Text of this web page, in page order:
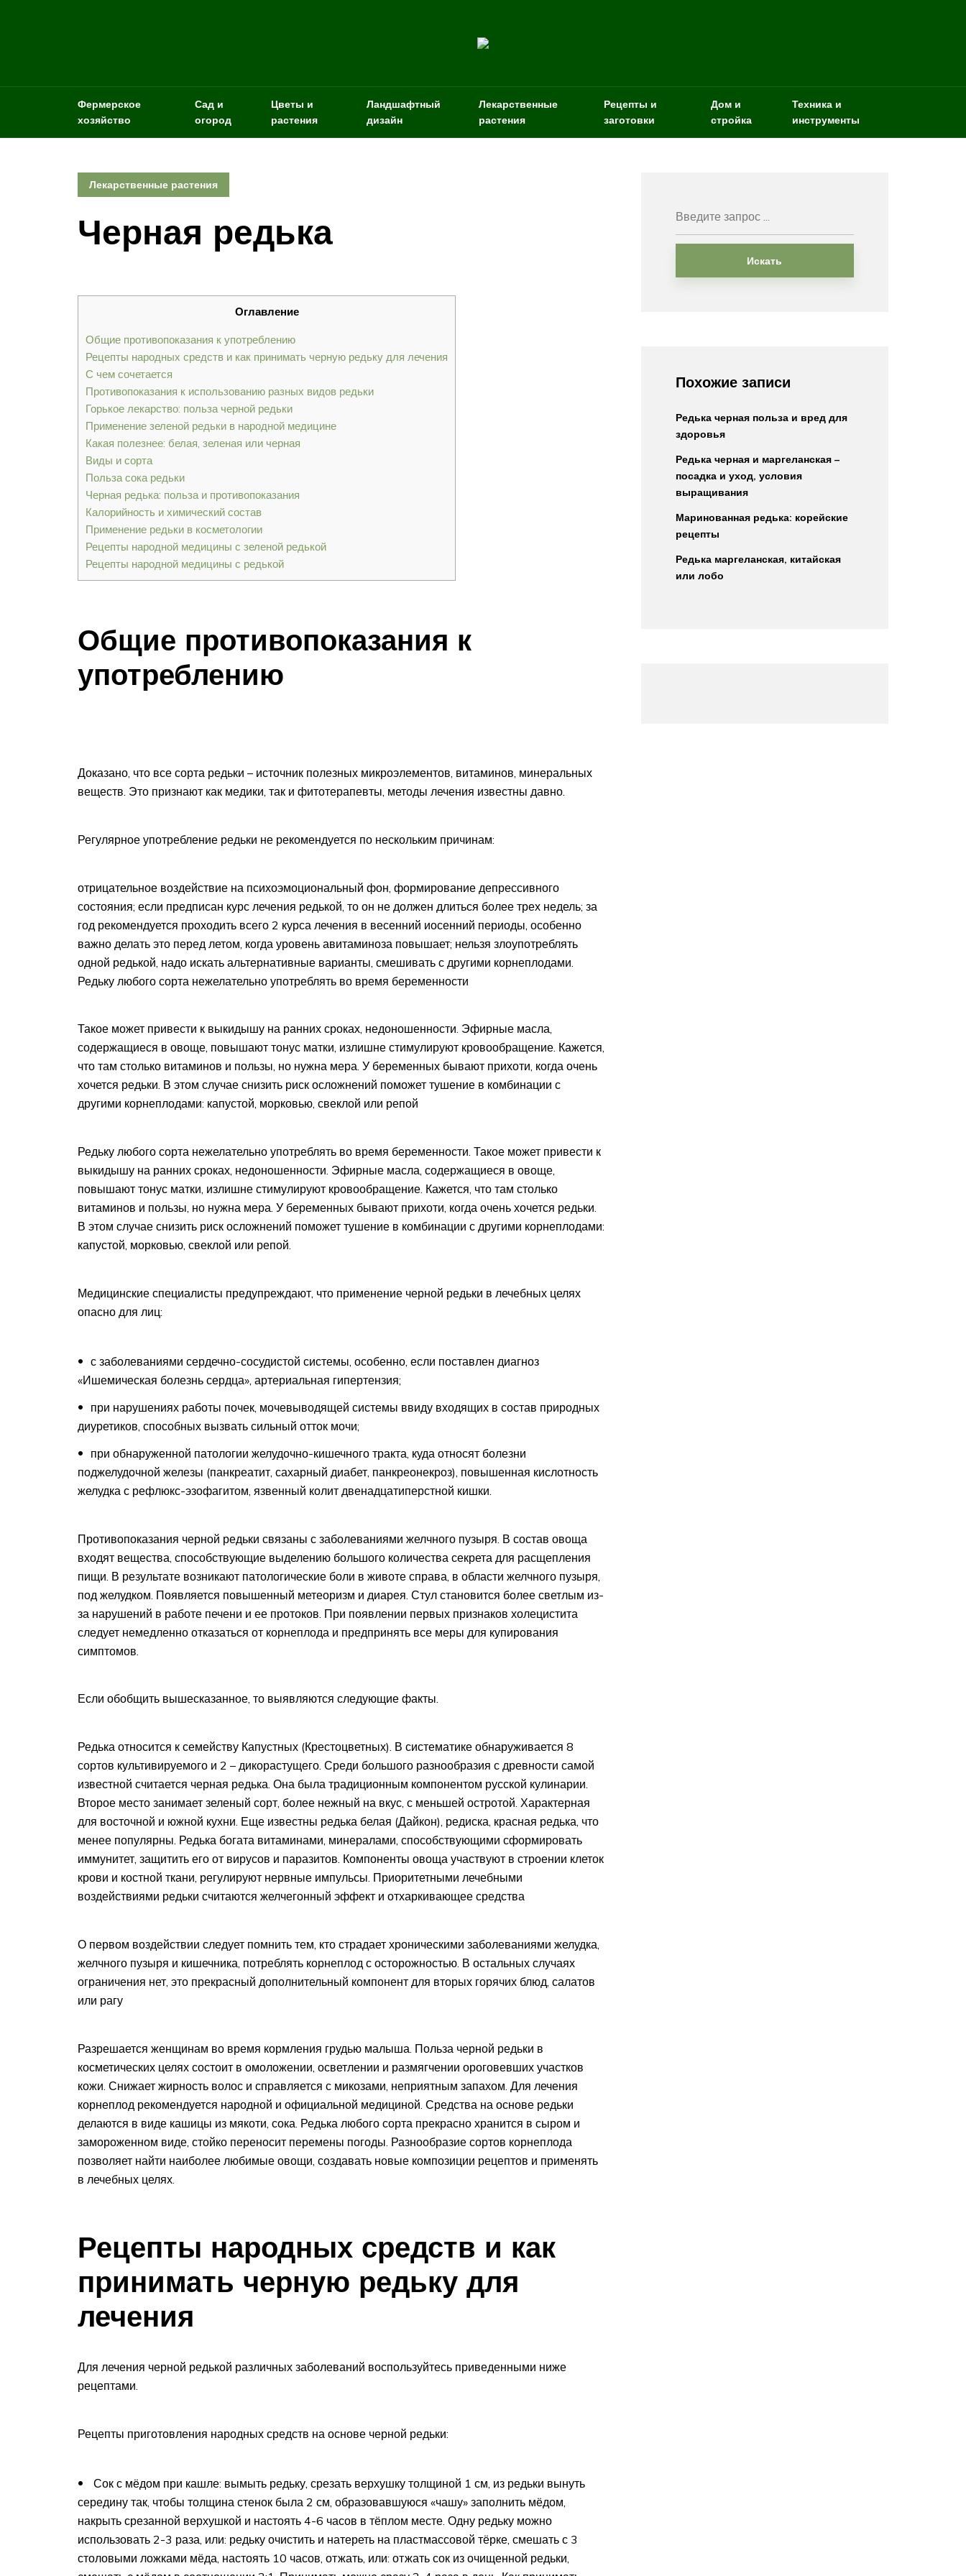
Фермерское
хозяйство
Сад и
огород
Цветы и
растения
Ландшафтный
дизайн
Лекарственные
растения
Рецепты и
заготовки
Дом и
стройка
Техника и
инструменты
Лекарственные растения
Черная редька
Оглавление
Общие противопоказания к употреблению
Рецепты народных средств и как принимать черную редьку для лечения
С чем сочетается
Противопоказания к использованию разных видов редьки
Горькое лекарство: польза черной редьки
Применение зеленой редьки в народной медицине
Какая полезнее: белая, зеленая или черная
Виды и сорта
Польза сока редьки
Черная редька: польза и противопоказания
Калорийность и химический состав
Применение редьки в косметологии
Рецепты народной медицины с зеленой редькой
Рецепты народной медицины с редькой
Общие противопоказания к
употреблению
Доказано, что все сорта редьки – источник полезных микроэлементов, витаминов, минеральных
веществ. Это признают как медики, так и фитотерапевты, методы лечения известны давно.
Регулярное употребление редьки не рекомендуется по нескольким причинам:
отрицательное воздействие на психоэмоциональный фон, формирование депрессивного
состояния; если предписан курс лечения редькой, то он не должен длиться более трех недель; за
год рекомендуется проходить всего 2 курса лечения в весенний иосенний периоды, особенно
важно делать это перед летом, когда уровень авитаминоза повышает; нельзя злоупотреблять
одной редькой, надо искать альтернативные варианты, смешивать с другими корнеплодами.
Редьку любого сорта нежелательно употреблять во время беременности
Такое может привести к выкидышу на ранних сроках, недоношенности. Эфирные масла,
содержащиеся в овоще, повышают тонус матки, излишне стимулируют кровообращение. Кажется,
что там столько витаминов и пользы, но нужна мера. У беременных бывают прихоти, когда очень
хочется редьки. В этом случае снизить риск осложнений поможет тушение в комбинации с
другими корнеплодами: капустой, морковью, свеклой или репой
Редьку любого сорта нежелательно употреблять во время беременности. Такое может привести к
выкидышу на ранних сроках, недоношенности. Эфирные масла, содержащиеся в овоще,
повышают тонус матки, излишне стимулируют кровообращение. Кажется, что там столько
витаминов и пользы, но нужна мера. У беременных бывают прихоти, когда очень хочется редьки.
В этом случае снизить риск осложнений поможет тушение в комбинации с другими корнеплодами:
капустой, морковью, свеклой или репой.
Медицинские специалисты предупреждают, что применение черной редьки в лечебных целях
опасно для лиц:
с заболеваниями сердечно-сосудистой системы, особенно, если поставлен диагноз
«Ишемическая болезнь сердца», артериальная гипертензия;
при нарушениях работы почек, мочевыводящей системы ввиду входящих в состав природных
диуретиков, способных вызвать сильный отток мочи;
при обнаруженной патологии желудочно-кишечного тракта, куда относят болезни
поджелудочной железы (панкреатит, сахарный диабет, панкреонекроз), повышенная кислотность
желудка с рефлюкс-эзофагитом, язвенный колит двенадцатиперстной кишки.
Противопоказания черной редьки связаны с заболеваниями желчного пузыря. В состав овоща
входят вещества, способствующие выделению большого количества секрета для расщепления
пищи. В результате возникают патологические боли в животе справа, в области желчного пузыря,
под желудком. Появляется повышенный метеоризм и диарея. Стул становится более светлым из-
за нарушений в работе печени и ее протоков. При появлении первых признаков холецистита
следует немедленно отказаться от корнеплода и предпринять все меры для купирования
симптомов.
Если обобщить вышесказанное, то выявляются следующие факты.
Редька относится к семейству Капустных (Крестоцветных). В систематике обнаруживается 8
сортов культивируемого и 2 – дикорастущего. Среди большого разнообразия с древности самой
известной считается черная редька. Она была традиционным компонентом русской кулинарии.
Второе место занимает зеленый сорт, более нежный на вкус, с меньшей остротой. Характерная
для восточной и южной кухни. Еще известны редька белая (Дайкон), редиска, красная редька, что
менее популярны. Редька богата витаминами, минералами, способствующими сформировать
иммунитет, защитить его от вирусов и паразитов. Компоненты овоща участвуют в строении клеток
крови и костной ткани, регулируют нервные импульсы. Приоритетными лечебными
воздействиями редьки считаются желчегонный эффект и отхаркивающее средства
О первом воздействии следует помнить тем, кто страдает хроническими заболеваниями желудка,
желчного пузыря и кишечника, потреблять корнеплод с осторожностью. В остальных случаях
ограничения нет, это прекрасный дополнительный компонент для вторых горячих блюд, салатов
или рагу
Разрешается женщинам во время кормления грудью малыша. Польза черной редьки в
косметических целях состоит в омоложении, осветлении и размягчении ороговевших участков
кожи. Снижает жирность волос и справляется с микозами, неприятным запахом. Для лечения
корнеплод рекомендуется народной и официальной медициной. Средства на основе редьки
делаются в виде кашицы из мякоти, сока. Редька любого сорта прекрасно хранится в сыром и
замороженном виде, стойко переносит перемены погоды. Разнообразие сортов корнеплода
позволяет найти наиболее любимые овощи, создавать новые композиции рецептов и применять
в лечебных целях.
Рецепты народных средств и как
принимать черную редьку для
лечения
Для лечения черной редькой различных заболеваний воспользуйтесь приведенными ниже
рецептами.
Рецепты приготовления народных средств на основе черной редьки:
Сок с мёдом при кашле: вымыть редьку, срезать верхушку толщиной 1 см, из редьки вынуть
середину так, чтобы толщина стенок была 2 см, образовавшуюся «чашу» заполнить мёдом,
накрыть срезанной верхушкой и настоять 4-6 часов в тёплом месте. Одну редьку можно
использовать 2-3 раза, или: редьку очистить и натереть на пластмассовой тёрке, смешать с 3
столовыми ложками мёда, настоять 10 часов, отжать, или: отжать сок из очищенной редьки,
Искать
Похожие записи
Редька черная польза и вред для
здоровья
Редька черная и маргеланская –
посадка и уход, условия
выращивания
Маринованная редька: корейские
рецепты
Редька маргеланская, китайская
или лобо